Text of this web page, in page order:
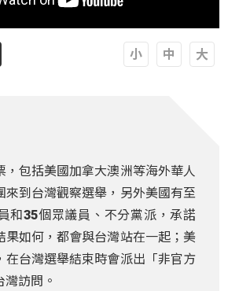
，包括美國加拿大澳洲等海外華人
來到台灣觀察選舉，另外美國有至
和35個眾議員、不分黨派，承諾
果如何，都會與台灣站在一起；美
在台灣選舉結束時會派出「非官方
訪問。